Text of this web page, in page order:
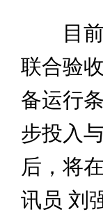
目前
联合验
备运行
步投入
后，将
讯员 刘